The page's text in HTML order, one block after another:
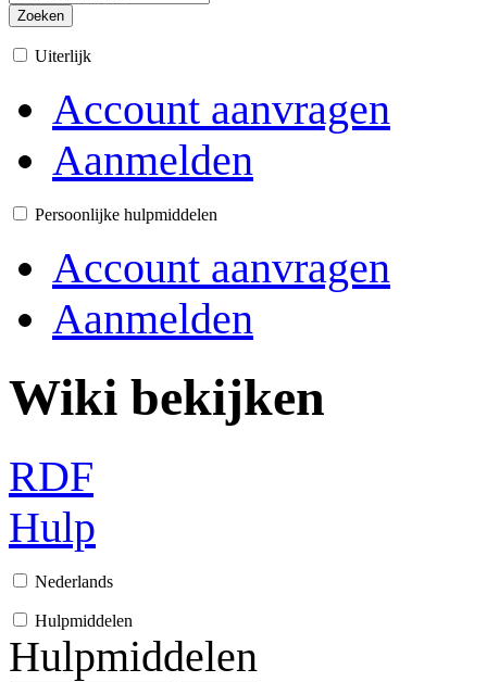
Zoeken
Uiterlijk
Account aanvragen
Aanmelden
Persoonlijke hulpmiddelen
Account aanvragen
Aanmelden
Wiki bekijken
RDF
Hulp
Nederlands
Hulpmiddelen
Hulpmiddelen